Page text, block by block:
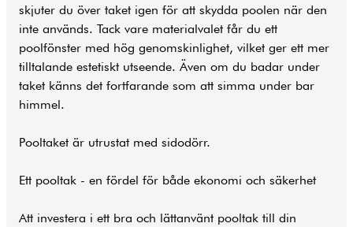
skjuter du över taket igen för att skydda poolen när den
inte används. Tack vare materialvalet får du ett
poolfönster med hög genomskinlighet, vilket ger ett mer
tilltalande estetiskt utseende. Även om du badar under
taket känns det fortfarande som att simma under bar
himmel.
Pooltaket är utrustat med sidodörr.
Ett pooltak - en fördel för både ekonomi och säkerhet
Att investera i ett bra och lättanvänt pooltak till din